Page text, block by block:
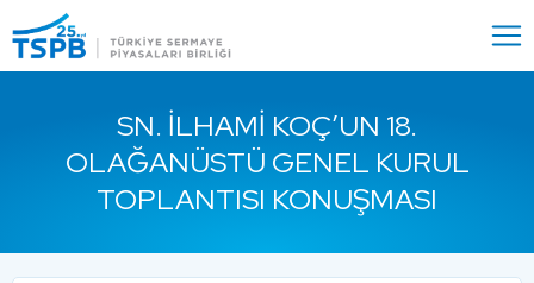
Close
SN. İLHAMI KOÇ’UN 18.
OLAĞANÜSTÜ GENEL KURUL
TOPLANTISI KONUŞMASI